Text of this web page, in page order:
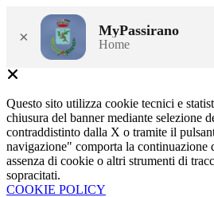
× MyPassirano
Home
Questo sito utilizza cookie tecnici e
chiusura del banner mediante selezione
contraddistinto dalla X o tramite il
navigazione" comporta la continuazione
assenza di cookie o altri strumenti di
sopracitati.
COOKIE POLICY